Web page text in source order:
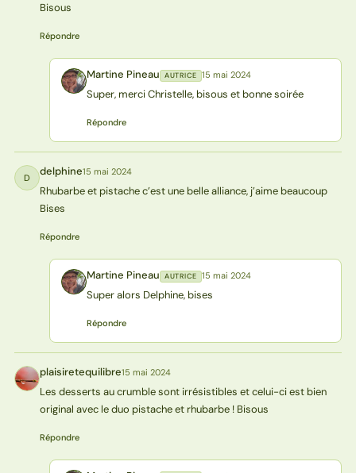
Bisous
Répondre
MP Martine Pineau AUTRICE 15 mai 2024
Super, merci Christelle, bisous et bonne soirée
Répondre
D delphine15 mai 2024
Rhubarbe et pistache c’est une belle alliance, j’aime beaucoup
Bises
Répondre
MP Martine Pineau AUTRICE 15 mai 2024
Super alors Delphine, bises
Répondre
P plaisiretequilibre15 mai 2024
Les desserts au crumble sont irrésistibles et celui-ci est bien
original avec le duo pistache et rhubarbe ! Bisous
Répondre